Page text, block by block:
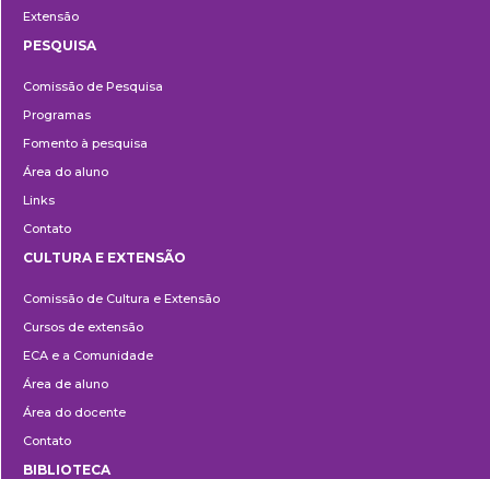
Extensão
PESQUISA
Comissão de Pesquisa
Programas
Fomento à pesquisa
Área do aluno
Links
Contato
e
Extensão
CULTURA E EXTENSÃO
Comissão de Cultura e Extensão
Cursos de extensão
ECA e a Comunidade
Área de aluno
Área do docente
Contato
BIBLIOTECA